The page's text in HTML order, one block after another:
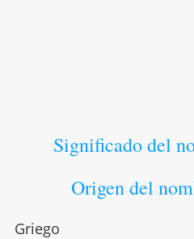
Significado del
Origen del
Griego